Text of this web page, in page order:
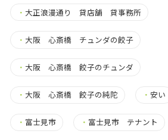
・ 大正浪漫通り 貸店舗 貸事務所
・ 大阪 心斎橋 チュンダの餃子
・ 大阪 心斎橋 餃子のチュンダ
・ 大阪 心斎橋 餃子の純陀 ・安い
・ 富士見市 ・ 富士見市 テナント